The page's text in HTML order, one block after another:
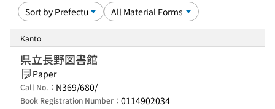
Kanto
県立長野図書館
Paper
Call No.： N369/680/
Book Registration Number： 0114902034